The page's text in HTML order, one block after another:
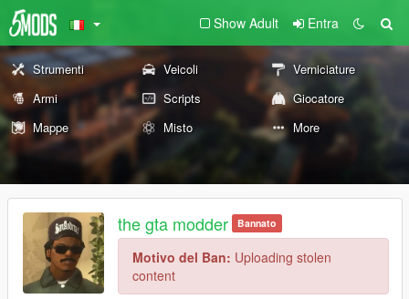
Show Adult Entra
Strumenti Veicoli
Verniciature
Armi
Scripts
Giocatore
Mappe
Misto More
the gta modder Bannato
Motivo del Ban: Uploading stolen
content